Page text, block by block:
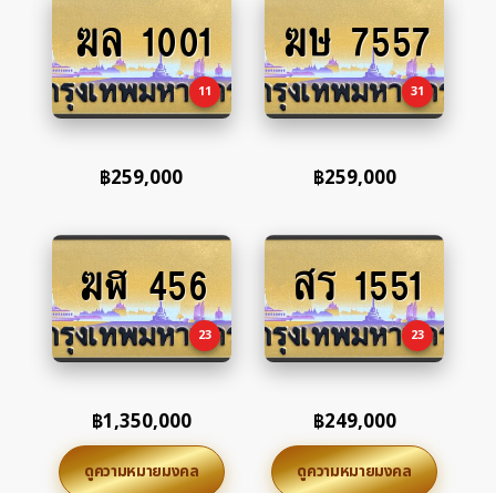
Add
to
cart
ฆล 1001
11
฿259,000
Add
to
cart
ฆษ 7557
31
฿259,000
Add
to
cart
ฆฬ 456
23
฿1,350,000
ดูความหมายมงคล
Add
to
cart
สร 1551
23
฿249,000
ดูความหมายมงคล